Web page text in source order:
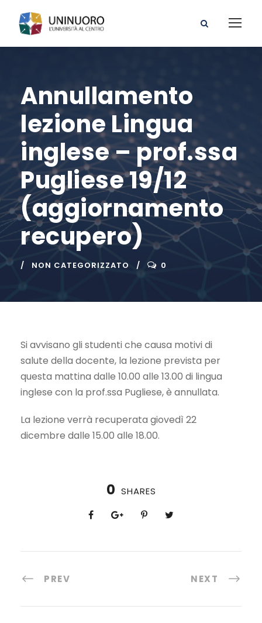
Annullamento
lezione Lingua
inglese – prof.ssa
Pugliese 19/12
(aggiornamento
recupero)
NON CATEGORIZZATO 0
Si avvisano gli studenti che causa motivi di
salute della docente, la lezione prevista per
questa mattina dalle 10.00 alle 13.00 di lingua
inglese con la prof.ssa Pugliese, è annullata.
La lezione verrà recuperata giovedì 22
dicembre dalle 15.00 alle 18.00.
0 SHARES
PREV NEXT